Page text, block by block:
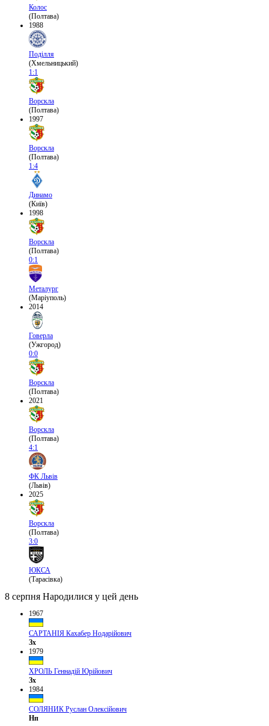
Колос
(Полтава)
1988
Поділля
(Хмельницький)
1:1
Ворскла
(Полтава)
1997
Ворскла
(Полтава)
1:4
Динамо
(Київ)
1998
Ворскла
(Полтава)
0:1
Металург
(Маріуполь)
2014
Говерла
(Ужгород)
0:0
Ворскла
(Полтава)
2021
Ворскла
(Полтава)
4:1
ФК Львів
(Львів)
2025
Ворскла
(Полтава)
3:0
ЮКСА
(Тарасівка)
8 серпня Народилися у цей день
1967
САРТАНІЯ Кахабер Нодарійович
Зх
1979
ХРОЛЬ Геннадій Юрійович
Зх
1984
СОЛЯНИК Руслан Олексійович
Нп